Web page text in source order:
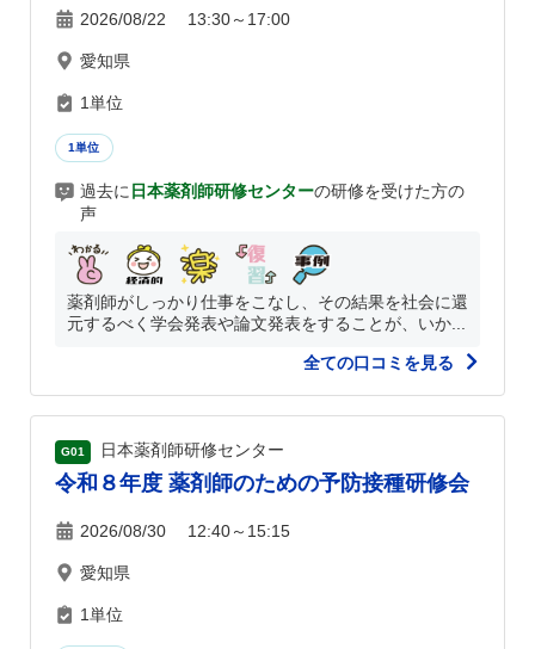
2026/08/22 13:30～17:00
愛知県
1単位
1単位
過去に 日本薬剤師研修センターの研修を受けた方の
声
薬剤師がしっかり仕事をこなし、その結果を社会に還
元するべく学会発表や論文発表をすることが、いか...
全ての口コミを見る
G01 日本薬剤師研修センター
令和８年度 薬剤師のための予防接種研修会
2026/08/30 12:40～15:15
愛知県
1単位